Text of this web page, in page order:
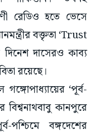
বক্তৃতা ‘Trust
দাসেরও কাব্য
রয়েছে।
‘পূর্ব-
বিশ্বনাথবাবু কানপুরে
পশ্চিমে বঙ্গদেশের
সাগর-সম এই